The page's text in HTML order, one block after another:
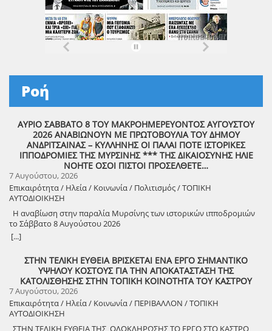
Ροή
ΑΥΡΙΟ ΣΑΒΒΑΤΟ 8 ΤΟΥ ΜΑΚΡΟΗΜΕΡΕΥΟΝΤΟΣ ΑΥΓΟΥΣΤΟΥ
2026 ΑΝΑΒΙΩΝΟΥΝ ΜΕ ΠΡΩΤΟΒΟΥΛΙΑ ΤΟΥ ΔΗΜΟΥ
ΑΝΔΡΙΤΣΑΙΝΑΣ – ΚΥΛΛΗΝΗΣ ΟΙ ΠΑΛΑΙ ΠΟΤΕ ΙΣΤΟΡΙΚΕΣ
ΙΠΠΟΔΡΟΜΙΕΣ ΤΗΣ ΜΥΡΣΙΝΗΣ *** ΤΗΣ ΔΙΚΑΙΟΣΥΝΗΣ ΗΛΙΕ
ΝΟΗΤΕ ΟΣΟΙ ΠΙΣΤΟΙ ΠΡΟΣΕΛΘΕΤΕ…
7 Αυγούστου, 2026
Επικαιρότητα / Ηλεία / Κοινωνία / Πολιτισμός / ΤΟΠΙΚΗ
ΑΥΤΟΔΙΟΙΚΗΣΗ
Η αναβίωση στην παραλία Μυρσίνης των ιστορικών ιπποδρομιών
το Σάββατο 8 Αυγούστου 2026
[...]
ΣΤΗΝ ΤΕΛΙΚΗ ΕΥΘΕΙΑ ΒΡΙΣΚΕΤΑΙ ΕΝΑ ΕΡΓΟ ΣΗΜΑΝΤΙΚΟ
ΥΨΗΛΟΥ ΚΟΣΤΟΥΣ ΓΙΑ ΤΗΝ ΑΠΟΚΑΤΑΣΤΑΣΗ ΤΗΣ
ΚΑΤΟΛΙΣΘΗΣΗΣ ΣΤΗΝ ΤΟΠΙΚΗ ΚΟΙΝΟΤΗΤΑ ΤΟΥ ΚΑΣΤΡΟΥ
7 Αυγούστου, 2026
Επικαιρότητα / Ηλεία / Κοινωνία / ΠΕΡΙΒΑΛΛΟΝ / ΤΟΠΙΚΗ
ΑΥΤΟΔΙΟΙΚΗΣΗ
ΣΤΗΝ ΤΕΛΙΚΗ ΕΥΘΕΙΑ ΤΗΣ ΟΛΟΚΛΗΡΩΣΗΣ ΤΟ ΕΡΓΟ ΣΤΟ ΚΑΣΤΡΟ